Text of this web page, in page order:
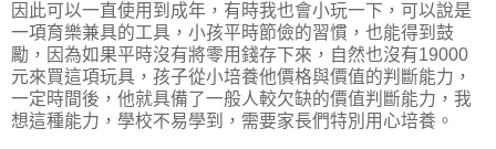
因此可以一直使用到成年，有時我也會小玩一下，可以說是
一項育樂兼具的工具，小孩平時節儉的習慣，也能得到鼓
勵，因為如果平時沒有將零用錢存下來，自然也沒有19000
元來買這項玩具，孩子從小培養他價格與價值的判斷能力，
一定時間後，他就具備了一般人較欠缺的價值判斷能力，我
想這種能力，學校不易學到，需要家長們特別用心培養。